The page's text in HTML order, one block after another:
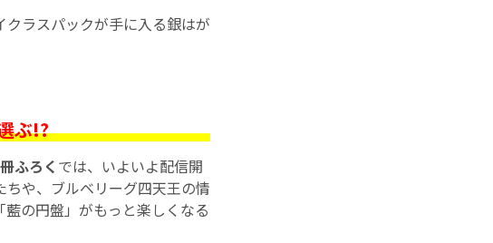
ラスパックが手に入る銀はが
ぶ!?
ふろく では、いよいよ配信開
や、ブルベリーグ四天王の情
の円盤」がもっと楽しくなる